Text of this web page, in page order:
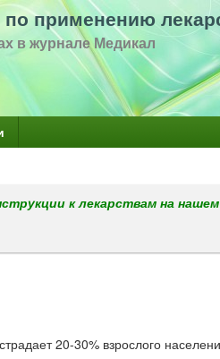
по применению
в журнале Медикал
к лекарствам на
20-30% взрослого